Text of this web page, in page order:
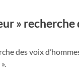
» recherche
des voix